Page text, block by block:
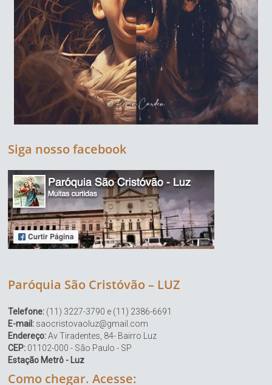
Siga nosso facebook
Paróquia São Cristóvão – LUZ
Telefone: (11) 3227-3790 e (11) 2386-6691
E-mail: saocristovaoluz@gmail.com
Endereço:Av Tiradentes, 84- Bairro Luz
CEP: 01102-000 - São Paulo - SP
Estação Metrô - Luz
Como chegar. Acesse: